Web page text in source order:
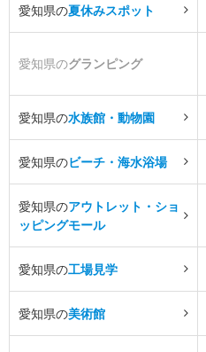
愛知県の夏休みスポット
愛知県のグランピング
愛知県の水族館・動物園
愛知県のビーチ・海水浴場
愛知県のアウトレット・ショ
ッピングモール
愛知県の工場見学
愛知県の美術館